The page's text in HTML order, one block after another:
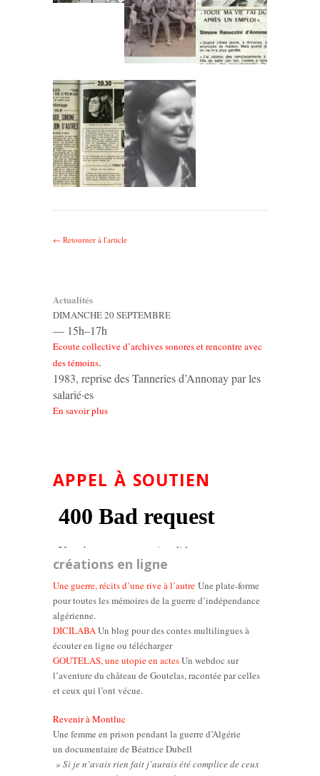
← Retourner à l'article
Actualités
DIMANCHE 20 SEPTEMBRE
— 15h–17h
Ecoute collective d’archives sonores et rencontre avec
des témoins.
1983, reprise des Tanneries d’Annonay par les
salarié·es
En savoir plus
APPEL À SOUTIEN
créations en ligne
Une guerre, récits d’une rive à l’autre Une plate-forme
pour toutes les mémoires de la guerre d’indépendance
algérienne.
DICILABAUn blog pour des contes multilingues à
écouter en ligne ou télécharger
GOUTELAS, une utopie en actesUn webdoc sur
l’aventure du château de Goutelas, racontée par celles
et ceux qui l’ont vécue.
Revenir à Montluc
Une femme en prison pendant la guerre d’Algérie
un documentaire de Béatrice Dubell
» Si je n’avais rien fait j’aurais été complice de ceux